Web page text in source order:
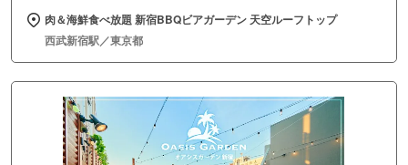
肉＆海鮮食べ放題 新宿BBQビアガーデン 天空ルーフトップ
西武新宿駅／東京都